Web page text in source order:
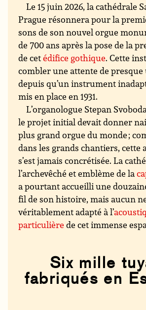
Le 15 juin 2026, la cathédrale
Prague résonnera pour la
sons de son nouvel orgue
de 700 ans après la pose de la
de cetédifice gothique. Cette
combler une attente de presque
depuis qu’un instrument
mis en place en 1931.
L’organologue Stepan
le projet initial devait donner
plus grand orgue du monde ;
dans les grands chantiers, cette
s’est jamais concrétisée. La
l’archevêché et emblème de la
a pourtant accueilli une
fil de son histoire, mais aucun
véritablement adapté à l’
particulière de cet immense
Six mille
fabriqués en